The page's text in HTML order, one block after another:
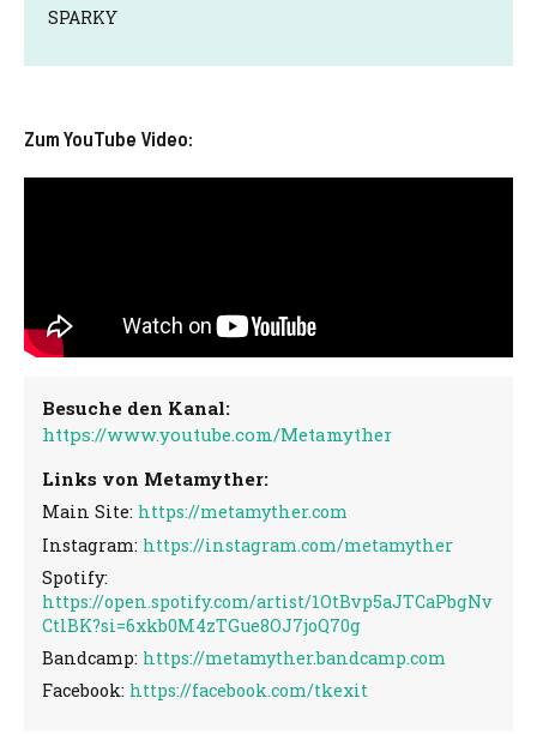
SPARKY
Zum YouTube Video:
Besuche den Kanal:
https://www.youtube.com/Metamyther
Links von Metamyther:
Main Site: https://metamyther.com
Instagram: https://instagram.com/metamyther
Spotify:
https://open.spotify.com/artist/1OtBvp5aJTCaPbgNv
CtlBK?si=6xkb0M4zTGue8OJ7joQ70g
Bandcamp: https://metamyther.bandcamp.com
Facebook: https://facebook.com/tkexit